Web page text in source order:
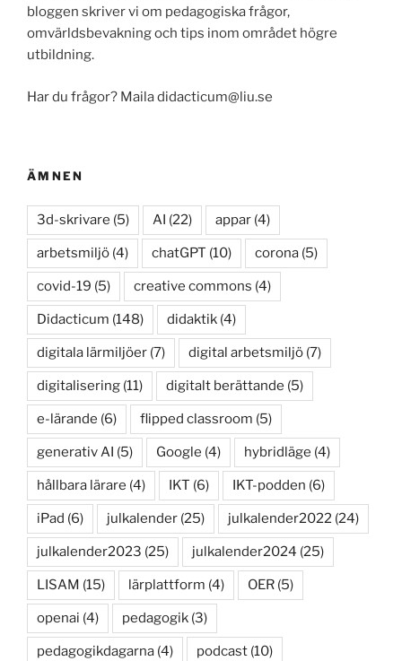
bloggen skriver vi om pedagogiska frågor,
omvärldsbevakning och tips inom området högre
utbildning.
Har du frågor? Maila didacticum@liu.se
ÄMNEN
3d-skrivare (5) AI (22) appar (4)
arbetsmiljö (4) chatGPT (10) corona (5)
covid-19 (5) creative commons (4)
Didacticum (148) didaktik (4)
digitala lärmiljöer (7) digital arbetsmiljö (7)
digitalisering (11) digitalt berättande (5)
e-lärande (6) flipped classroom (5)
generativ AI (5) Google (4) hybridläge (4)
hållbara lärare (4) IKT (6) IKT-podden (6)
iPad (6) julkalender (25) julkalender2022 (24)
julkalender2023 (25) julkalender2024 (25)
LISAM (15) lärplattform (4) OER (5)
openai (4) pedagogik (3)
pedagogikdagarna (4) podcast (10)